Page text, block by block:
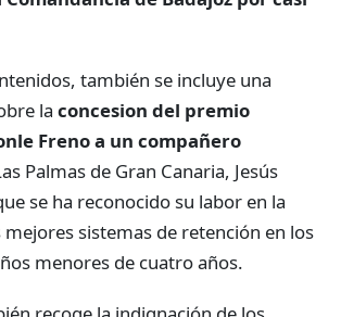
también se incluye una
la concesion del premio
Freno a un compañero
Palmas de Gran Canaria, Jesús
se ha reconocido su labor en la
sistemas de retención en los
menores de cuatro años.